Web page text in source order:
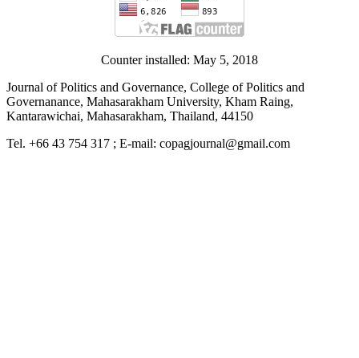
Counter installed: May 5, 2018
Journal of Politics and Governance, College of Politics and
Governanance, Mahasarakham University, Kham Raing,
Kantarawichai, Mahasarakham, Thailand, 44150
Tel. +66 43 754 317 ; E-mail: copagjournal@gmail.com